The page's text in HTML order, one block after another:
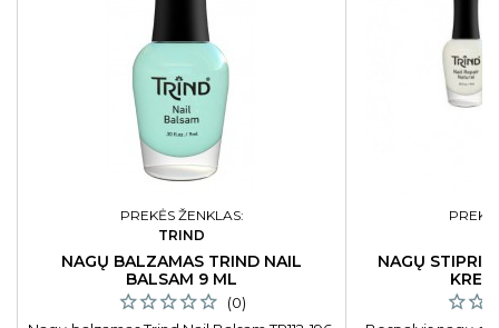
PREKĖS ŽENKLAS:
TRIND
NAGŲ BALZAMAS TRIND NAIL
BALSAM 9 ML
(0)
NAGŲ